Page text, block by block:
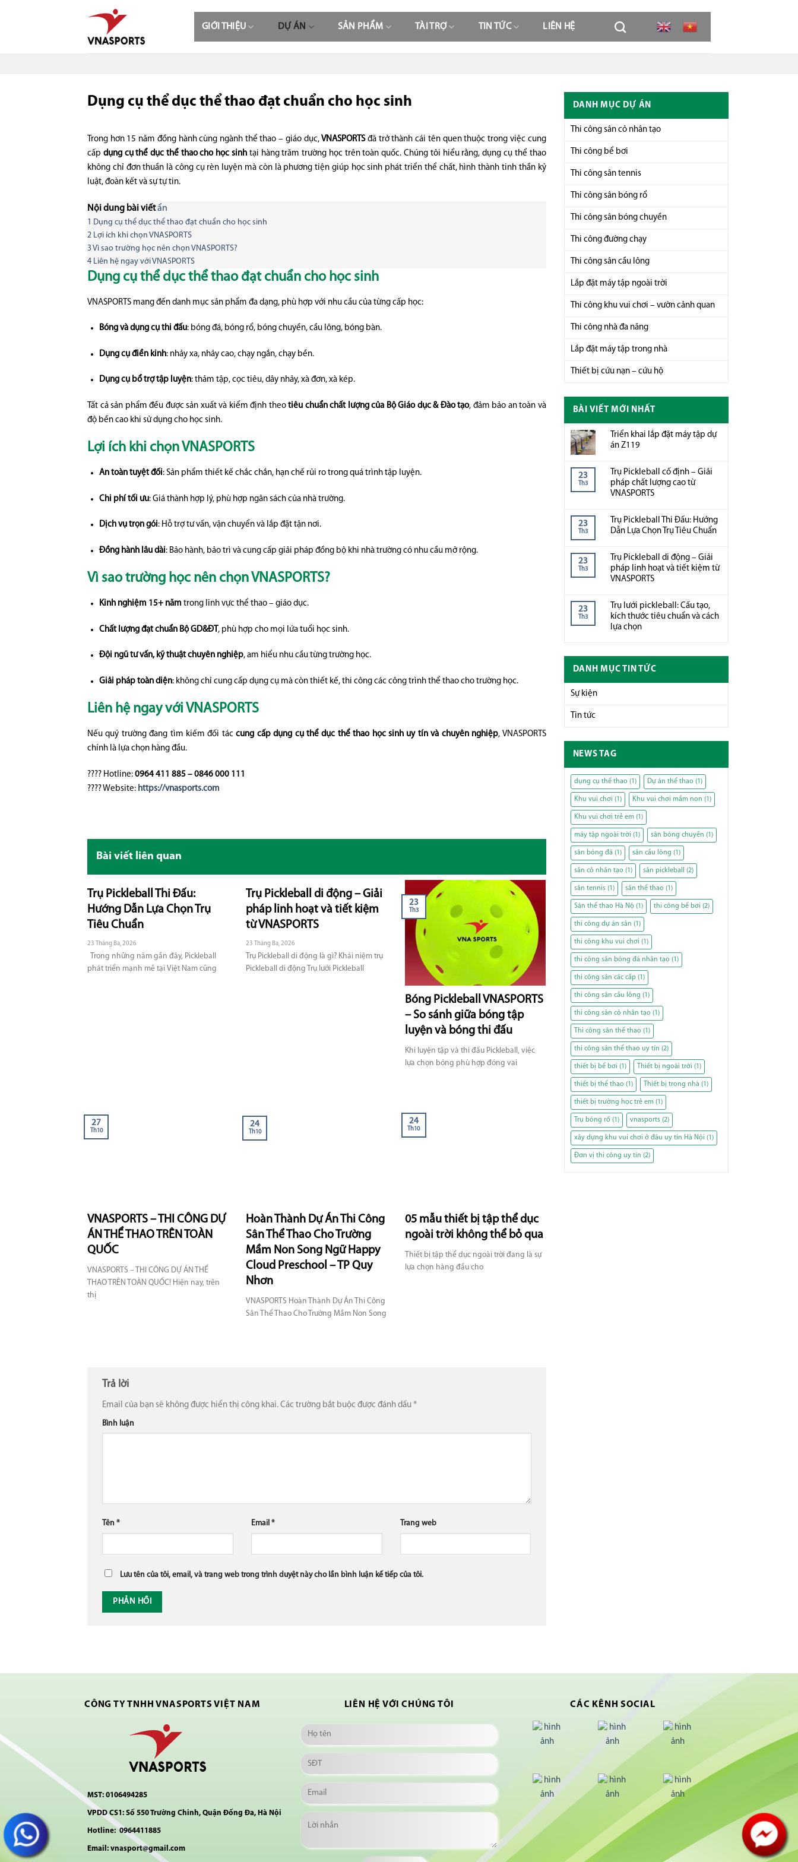
GIỚI THIỆU DỰ ÁN SẢN PHẨM TÀI TRỢ TIN TỨC LIÊN HỆ
Dụng cụ thể dục thể thao đạt chuẩn cho học sinh
Trong hơn 15 năm đồng hành cùng ngành thể thao – giáo dục,VNASPORTSđã trở thành cái tên quen thuộc trong việc cung
cấp dụng cụ thể dục thể thao cho học sinh tại hàng trăm trường học trên toàn quốc. Chúng tôi hiểu rằng, dụng cụ thể thao
không chỉ đơn thuần là công cụ rèn luyện mà còn là phương tiện giúp học sinh phát triển thể chất, hình thành tinh thần kỷ
luật, đoàn kết và sự tự tin.
Nội dung bài viếtẩn
1 Dụng cụ thể dục thể thao đạt chuẩn cho học sinh
2 Lợi ích khi chọn VNASPORTS
3Vì sao trường học nên chọn VNASPORTS?
4 Liên hệ ngay với VNASPORTS
Dụng cụ thể dục thể thao đạt chuẩn cho học sinh
VNASPORTS mang đến danh mục sản phẩm đa dạng, phù hợp với nhu cầu của từng cấp học:
Bóng và dụng cụ thi đấu: bóng đá, bóng rổ, bóng chuyền, cầu lông, bóng bàn.
Dụng cụ điền kinh: nhảy xa, nhảy cao, chạy ngắn, chạy bền.
Dụng cụ bổ trợ tập luyện: thảm tập, cọc tiêu, dây nhảy, xà đơn, xà kép.
Tất cả sản phẩm đều được sản xuất và kiểm định theo tiêu chuẩn chất lượng của Bộ Giáo dục & Đào tạo, đảm bảo an toàn và
độ bền cao khi sử dụng cho học sinh.
Lợi ích khi chọn VNASPORTS
An toàn tuyệt đối: Sản phẩm thiết kế chắc chắn, hạn chế rủi ro trong quá trình tập luyện.
Chi phí tối ưu: Giá thành hợp lý, phù hợp ngân sách của nhà trường.
Dịch vụ trọn gói: Hỗ trợ tư vấn, vận chuyển và lắp đặt tận nơi.
Đồng hành lâu dài: Bảo hành, bảo trì và cung cấp giải pháp đồng bộ khi nhà trường có nhu cầu mở rộng.
Vì sao trường học nên chọn VNASPORTS?
Kinh nghiệm 15+ năm trong lĩnh vực thể thao – giáo dục.
Chất lượng đạt chuẩn Bộ GD&ĐT, phù hợp cho mọi lứa tuổi học sinh.
Đội ngũ tư vấn, kỹ thuật chuyên nghiệp, am hiểu nhu cầu từng trường học.
Giải pháp toàn diện: không chỉ cung cấp dụng cụ mà còn thiết kế, thi công các công trình thể thao cho trường học.
Liên hệ ngay với VNASPORTS
Nếu quý trường đang tìm kiếm đối táccung cấp dụng cụ thể dục thể thao học sinh uy tín và chuyên nghiệp, VNASPORTS
chính là lựa chọn hàng đầu.
???? Hotline: 0964 411 885 – 0846 000 111
???? Website: https://vnasports.com
Bài viết liên quan
Trụ Pickleball Thi Đấu:
Hướng Dẫn Lựa Chọn Trụ
Tiêu Chuẩn
23 Tháng Ba, 2026
Trong những năm gần đây, Pickleball
phát triển mạnh mẽ tại Việt Nam cũng
Trụ Pickleball di động – Giải
pháp linh hoạt và tiết kiệm
từ VNASPORTS
23 Tháng Ba, 2026
Trụ Pickleball di động là gì? Khái niệm trụ
Pickleball di động Trụ lưới Pickleball
Bóng Pickleball VNASPORTS
– So sánh giữa bóng tập
luyện và bóng thi đấu
Khi luyện tập và thi đấu Pickleball, việc
lựa chọn bóng phù hợp đóng vai
23
Th3
VNASPORTS – THI CÔNG DỰ
ÁN THỂ THAO TRÊN TOÀN
QUỐC
VNASPORTS – THI CÔNG DỰ ÁN THỂ
THAO TRÊN TOÀN QUỐC! Hiện nay, trên
thị
27
Th10
Hoàn Thành Dự Án Thi Công
Sân Thể Thao Cho Trường
Mầm Non Song Ngữ Happy
Cloud Preschool – TP Quy
Nhơn
VNASPORTS Hoàn Thành Dự Án Thi Công
Sân Thể Thao Cho Trường Mầm Non Song
24
Th10
05 mẫu thiết bị tập thể dục
ngoài trời không thể bỏ qua
Thiết bị tập thể dục ngoài trời đang là sự
lựa chọn hàng đầu cho
24
Th10
Trả lời
Email của bạn sẽ không được hiển thị công khai. Các trường bắt buộc được đánh dấu *
Bình luận
Tên * Email * Trang web
Lưu tên của tôi, email, và trang web trong trình duyệt này cho lần bình luận kế tiếp của tôi.
DANH MỤC DỰ ÁN
Thi công sân cỏ nhân tạo
Thi công bể bơi
Thi công sân tennis
Thi công sân bóng rổ
Thi công sân bóng chuyền
Thi công đường chạy
Thi công sân cầu lông
Lắp đặt máy tập ngoài trời
Thi công khu vui chơi – vườn cảnh quan
Thi công nhà đa năng
Lắp đặt máy tập trong nhà
Thiết bị cứu nạn – cứu hộ
BÀI VIẾT MỚI NHẤT
Triển khai lắp đặt máy tập dự
án Z119
23
Th3
Trụ Pickleball cố định – Giải
pháp chất lượng cao từ
VNASPORTS
23
Th3
Trụ Pickleball Thi Đấu: Hướng
Dẫn Lựa Chọn Trụ Tiêu Chuẩn
23
Th3
Trụ Pickleball di động – Giải
pháp linh hoạt và tiết kiệm từ
VNASPORTS
23
Th3
Trụ lưới pickleball: Cấu tạo,
kích thước tiêu chuẩn và cách
lựa chọn
DANH MỤC TIN TỨC
Sự kiện
Tin tức
NEWS TAG
dụng cụ thể thao (1) Dự án thể thao (1)
Khu vui chơi (1) Khu vui chơi mầm non (1)
Khu vui chơi trẻ em(1)
máy tập ngoài trời (1) sân bóng chuyền (1)
sân bóng đá (1) sân cầu lông (1)
sân cỏ nhân tạo (1) sân pickleball (2)
sân tennis(1) sân thể thao (1)
Sân thể thao Hà Nộ (1) thi công bể bơi (2)
thi công dự án sân (1)
thi công khu vui chơi (1)
thi công sân bóng đá nhân tạo (1)
thi công sân các cấp(1)
thi công sân cầu lông (1)
thi công sân cỏ nhân tạo (1)
Thi công sân thể thao (1)
thi công sân thể thao uy tín (2)
thiết bị bể bơi (1) Thiết bị ngoài trời (1)
thiết bị thể thao (1) Thiết bị trong nhà (1)
thiết bị trường học trẻ em(1)
Trụ bóng rổ (1) vnasports(2)
xây dựng khu vui chơi ở đâu uy tín Hà Nội (1)
Đơn vị thi công uy tín (2)
CÔNG TY TNHH VNASPORTS VIỆT NAM
MST: 0106494285
VPDD CS1: Số 550 Trường Chinh, Quận Đống Đa, Hà Nội
Hotline: 0964411885
Email: vnasport@gmail.com
LIÊN HỆ VỚI CHÚNG TÔI CÁC KÊNH SOCIAL